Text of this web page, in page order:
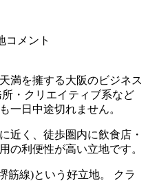
コメント
満を擁する大阪のビジネス
・クリエイティブ系など
一日中途切れません。
近く、徒歩圏内に飲食店・
の利便性が高い立地です。
筋線)という好立地。 クラ